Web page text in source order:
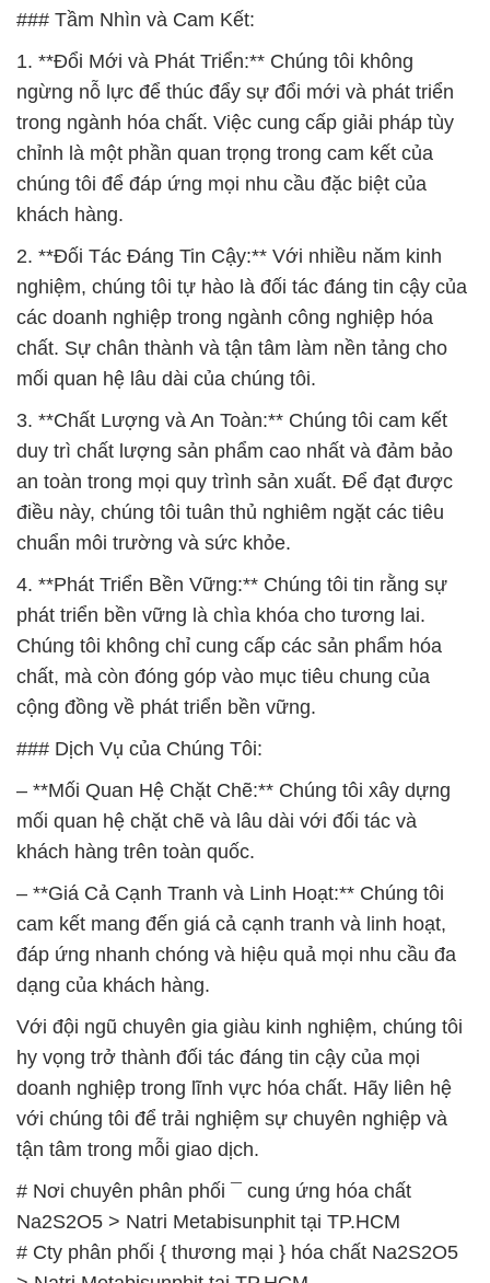
chỉnh là một phần quan trọng trong cam kết của
chúng tôi để đáp ứng mọi nhu cầu đặc biệt của
khách hàng.
2. **Đối Tác Đáng Tin Cậy:** Với nhiều năm kinh
nghiệm, chúng tôi tự hào là đối tác đáng tin cậy của
các doanh nghiệp trong ngành công nghiệp hóa
chất. Sự chân thành và tận tâm làm nền tảng cho
mối quan hệ lâu dài của chúng tôi.
3. **Chất Lượng và An Toàn:** Chúng tôi cam kết
duy trì chất lượng sản phẩm cao nhất và đảm bảo
an toàn trong mọi quy trình sản xuất. Để đạt được
điều này, chúng tôi tuân thủ nghiêm ngặt các tiêu
chuẩn môi trường và sức khỏe.
4. **Phát Triển Bền Vững:** Chúng tôi tin rằng sự
phát triển bền vững là chìa khóa cho tương lai.
Chúng tôi không chỉ cung cấp các sản phẩm hóa
chất, mà còn đóng góp vào mục tiêu chung của
cộng đồng về phát triển bền vững.
### Dịch Vụ của Chúng Tôi:
– **Mối Quan Hệ Chặt Chẽ:** Chúng tôi xây dựng
mối quan hệ chặt chẽ và lâu dài với đối tác và
khách hàng trên toàn quốc.
– **Giá Cả Cạnh Tranh và Linh Hoạt:** Chúng tôi
cam kết mang đến giá cả cạnh tranh và linh hoạt,
đáp ứng nhanh chóng và hiệu quả mọi nhu cầu đa
dạng của khách hàng.
Với đội ngũ chuyên gia giàu kinh nghiệm, chúng tôi
hy vọng trở thành đối tác đáng tin cậy của mọi
doanh nghiệp trong lĩnh vực hóa chất. Hãy liên hệ
với chúng tôi để trải nghiệm sự chuyên nghiệp và
tận tâm trong mỗi giao dịch.
# Nơi chuyên phân phối ¯ cung ứng hóa chất
Na2S2O5 > Natri Metabisunphit tại TP.HCM
# Cty phân phối { thương mại } hóa chất Na2S2O5
> Natri Metabisunphit tại TP.HCM
# Thương mại = phân phối hóa chất Na2S2O5 >
Natri Metabisunphit tại TP.HCM
# Nhà cung cấp µ kinh doanh hóa chất Na2S2O5 >
Natri Metabisunphit tại TP.HCM